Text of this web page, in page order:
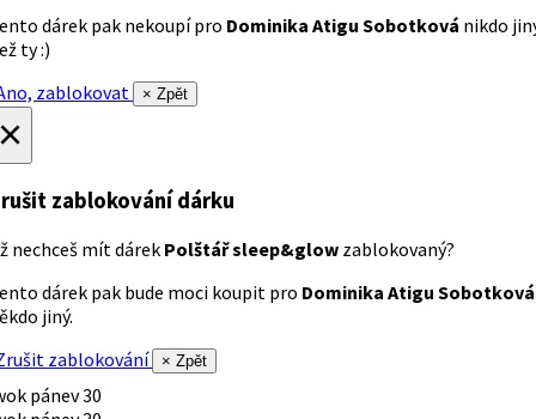
dárek pak nekoupí pro Dominika Atigu Sobotková nikdo
ty :)
zablokovat
× Zpět
zablokování dárku
nechceš mít dárek Polštář sleep&glow zablokovaný?
dárek pak bude moci koupit pro Dominika Atigu Sobotková
jiný.
zablokování
× Zpět